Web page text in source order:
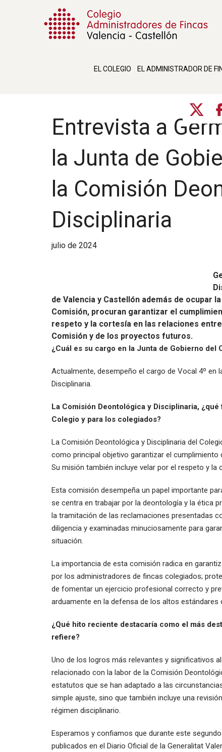
EL COLEGIO EL ADMINISTRADOR DE
Entrevista a
la Junta de
la Comisión
Disciplinaria
julio de 2024
de Valencia y Castellón además de ocupar
Comisión, procuran garantizar el
respeto y la cortesía en las relaciones
Comisión y de los proyectos futuros.
¿Cuál es su cargo en la Junta de Gobierno del
Actualmente, desempeño el cargo de Vocal 4º
Disciplinaria.
La Comisión Deontológica y Disciplinaria,
Colegio y para los colegiados?
La Comisión Deontológica y Disciplinaria del
como principal objetivo garantizar el
Su misión también incluye velar por el respeto y
Esta comisión desempeña un papel importante
se centra en trabajar por la deontología y la ética
la tramitación de las reclamaciones presentadas
diligencia y examinadas minuciosamente para
situación.
La importancia de esta comisión radica en
por los administradores de fincas colegiados;
de fomentar un ejercicio profesional correcto y
arduamente en la defensa de los altos estándares
¿Qué hito reciente destacaría como el más
refiere?
Uno de los logros más relevantes y significativos
relacionado con la labor de la Comisión
estatutos que se han adaptado a las
simple ajuste, sino que también incluye una
régimen disciplinario.
Esperamos y confiamos que durante este
publicados en el Diario Oficial de la Generalitat